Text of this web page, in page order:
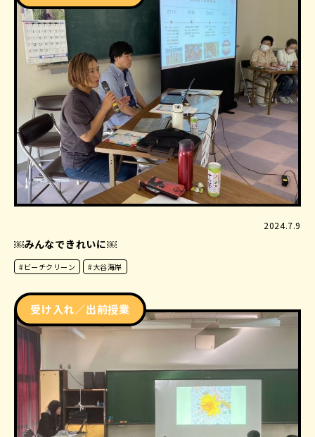
2024.7.9
￼みんなできれいに￼
#ビーチクリーン #大谷海岸
受け入れ／出前授業